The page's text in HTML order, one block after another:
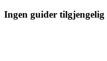
Spillet
Spill
Ingen guider tilgjengelig